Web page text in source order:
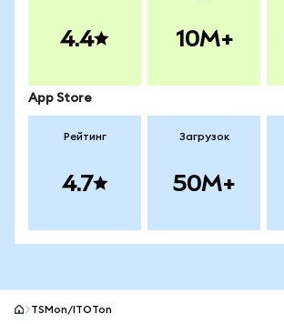
4.4 10M+
App Store
Рейтинг
4.7
Загрузок
50M+
TSMon/ITOTon